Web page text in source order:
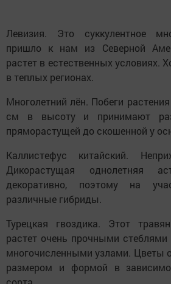
Левизия. Это суккулентное
пришло к нам из Северной
растет в естественных условиях.
в теплых регионах.
Многолетний лён. Побеги
см в высоту и принимают
пряморастущей до скошенной у
Каллистефус китайский.
Дикорастущая однолетняя
декоративно, поэтому на
различные гибриды.
Турецкая гвоздика. Этот
растет очень прочными
многочисленными узлами. Цветы
размером и формой в